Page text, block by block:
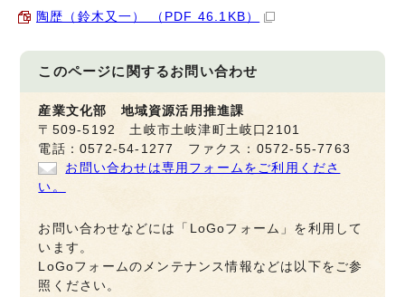
陶歴（鈴木又一） （PDF 46.1KB）
このページに関するお問い合わせ
産業文化部 地域資源活用推進課
〒509-5192 土岐市土岐津町土岐口2101
電話：0572-54-1277 ファクス：0572-55-7763
お問い合わせは専用フォームをご利用くださ
い。
お問い合わせなどには「LoGoフォーム」を利用して
います。
LoGoフォームのメンテナンス情報などは以下をご参
照ください。